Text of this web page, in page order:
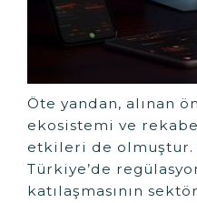
Öte yandan, alınan
ekosistemi ve
etkileri de olmuştur.
Türkiye’de
katılaşmasının